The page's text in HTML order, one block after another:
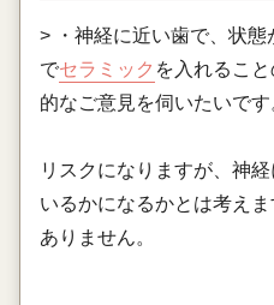
> ・神経に近い歯で、状
でセラミック を入れるこ
的なご意見を伺いたいです
リスクになりますが、神
いるかになるかとは考え
ありません。